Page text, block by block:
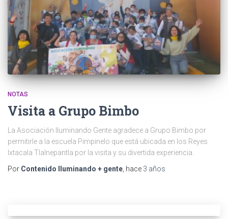
NOTAS
Visita a Grupo Bimbo
La Asociación Iluminando Gente agradece a Grupo Bimbo por
permitirle a la escuela Pimpinelo que está ubicada en los Reyes
Ixtacala Tlalnepantla por la visita y su divertida experiencia.
Por Contenido Iluminando + gente , hace 3 años